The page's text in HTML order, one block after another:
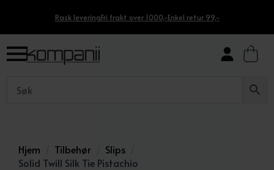
Rask leveringFri frakt over 1000,-Enkel retur 99,-
Hjem Tilbehør
Slips
Solid Twill Silk Tie Pistachio